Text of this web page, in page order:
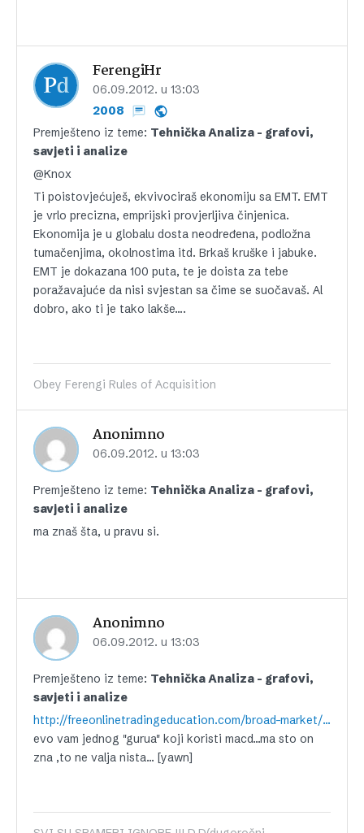
FerengiHr
06.09.2012. u 13:03
2008
Premješteno iz teme: Tehnička Analiza – grafovi,
savjeti i analize
@Knox
Ti poistovjećuješ, ekvivociraš ekonomiju sa EMT. EMT
je vrlo precizna, emprijski provjerljiva činjenica.
Ekonomija je u globalu dosta neodređena, podložna
tumačenjima, okolnostima itd. Brkaš kruške i jabuke.
EMT je dokazana 100 puta, te je doista za tebe
poražavajuće da nisi svjestan sa čime se suočavaš. Al
dobro, ako ti je tako lakše….
Obey Ferengi Rules of Acquisition
Anonimno
06.09.2012. u 13:03
Premješteno iz teme: Tehnička Analiza – grafovi,
savjeti i analize
ma znaš šta, u pravu si.
Anonimno
06.09.2012. u 13:03
Premješteno iz teme: Tehnička Analiza – grafovi,
savjeti i analize
http://freeonlinetradingeducation.com/broad-market/item/2199-9512-stock-market-update.html
evo vam jednog "gurua" koji koristi macd…ma sto on
zna ,to ne valja nista… [yawn]